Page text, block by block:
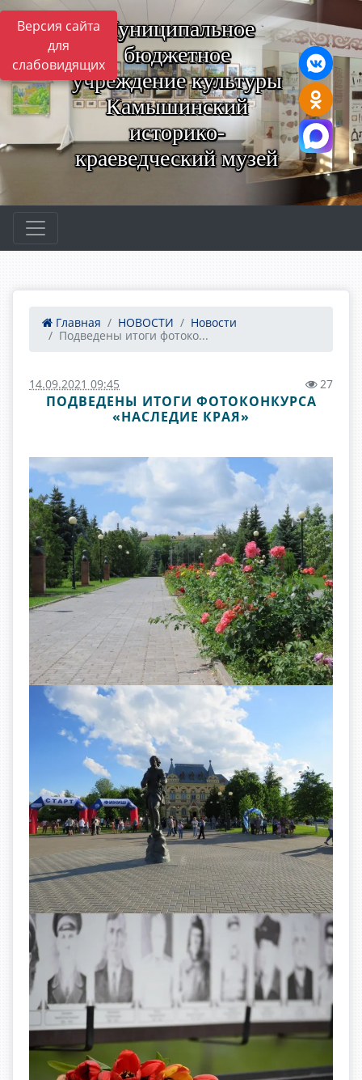
Версия сайта
для
слабовидящих
Муниципальное
бюджетное
учреждение культуры
Камышинский
историко-
краеведческий музей
Главная НОВОСТИ
Новости
Подведены итоги фотоко...
14.09.2021 09:45 27
ПОДВЕДЕНЫ ИТОГИ ФОТОКОНКУРСА
«НАСЛЕДИЕ КРАЯ»